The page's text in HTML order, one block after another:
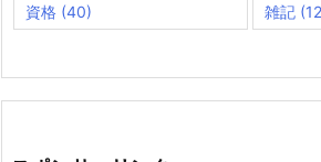
資格 (40) 雑記